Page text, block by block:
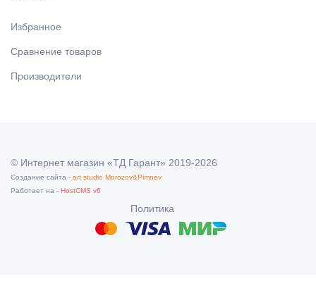
Избранное
Сравнение товаров
Производители
© Интернет магазин «ТД Гарант» 2019-2026
Создание сайта - art studio Morozov&Pimnev
Работает на - HostCMS v6
Политика